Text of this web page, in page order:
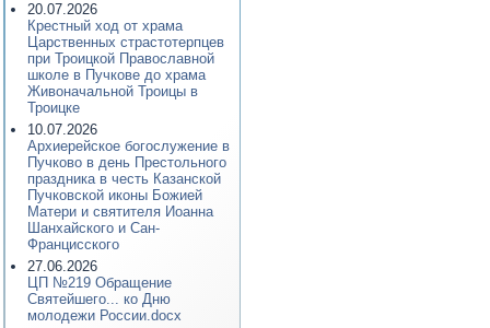
20.07.2026
Крестный ход от храма
Царственных страстотерпцев
при Троицкой Православной
школе в Пучкове до храма
Живоначальной Троицы в
Троицке
10.07.2026
Архиерейское богослужение в
Пучково в день Престольного
праздника в честь Казанской
Пучковской иконы Божией
Матери и святителя Иоанна
Шанхайского и Сан-
Францисского
27.06.2026
ЦП №219 Обращение
Святейшего... ко Дню
молодежи России.docx